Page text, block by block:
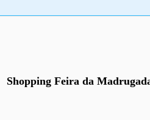
Shopping Feira da